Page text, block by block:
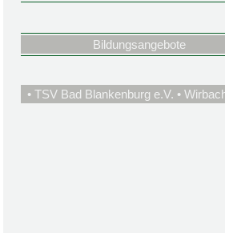
Bildungsangebote
• TSV Bad Blankenburg e.V. •